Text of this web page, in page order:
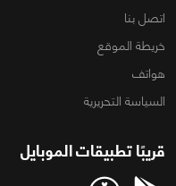
اتصل بنا
خريطة الموقع
هواتف
السياسة التحريرية
قريبًا تطبيقات الموبايل